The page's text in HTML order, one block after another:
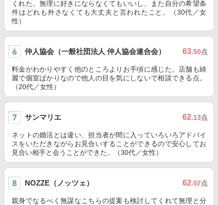
くれた。無理に好きにならなくてもいいし、また自分の希望条
件はどれも外さなくても大丈夫と言われたこと。（30代／女
性）
仲人協会（一般社団法人 仲人協会連合会） 63.50点
料金がわかりやすく他のところよりお手頃に感じた。店舗も綺
麗で個室ばかりなので他人の目を気にしないで相談できる点。
（20代／女性）
サンマリエ 62.13点
ネットの婚活とは違い、担当者が間に入っていろいろアドバイ
スをいただきながらお見合いすることができるので安心してお
見合い相手と会うことができた。（30代／女性）
NOZZE（ノッツェ） 62.07点
親身でなるべく無謀なこちらの提案も検討してくれて無理と分